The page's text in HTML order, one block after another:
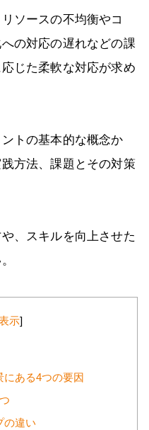
ソースの不均衡やコ
の対応の遅れなどの課
じた柔軟な対応が求め
トの基本的な概念か
方法、課題とその対策
、スキルを向上させた
示]
ある4つの要因
の違い